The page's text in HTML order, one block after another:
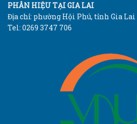
PHÂN HIỆU TẠI GIA LAI
Địa chỉ: phường Hội Phú, tỉnh Gia Lai
Tel: 0269 3747 706